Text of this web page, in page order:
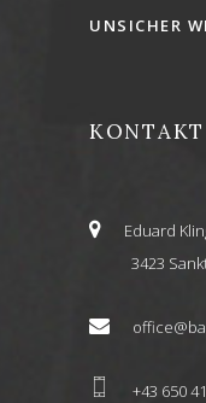
UNSICHER
KONTAKT
Eduard
3423
+43 650